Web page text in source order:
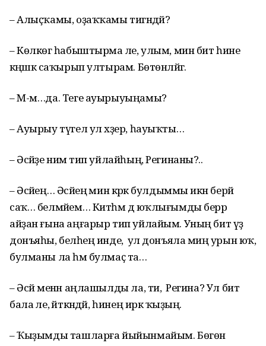
– Алыҫҡамы, оҙаҡҡамы тигәндәй?
– Көлкөгә һабыштырма әле, улым, мин бит һине
кәңәшкә саҡырып ултырам. Бөтөнләйгә.
– М-м…да. Теге ауырыуыңамы?
– Ауырыу түгел ул хәҙер, һауыҡты…
– Әсәйҙе нимә тип уйлайһың, Регинаны?..
– Әсәйең… Әсәйеңә мин кәрәк булдыммы икән берәй
саҡ… белмәйем… Китһәм дә юҡлығымды берәр
айҙан ғына аңғарыр тип уйлайым. Уның бит үҙ
донъяһы, беләһең инде, ә ул донъяла миңә урын юҡ,
булманы ла һәм булмаҫ та…
– Әсәй менән аңлашылды ла, ти, ә Регина? Ул бит
бала әле, әйткәндәй, һинең иркә ҡыҙың.
– Ҡыҙымды ташларға йыйынмайым. Бөгөн